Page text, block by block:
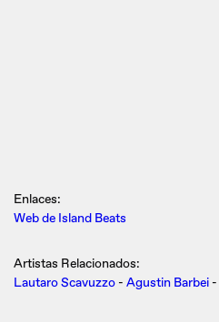
Enlaces:
Web de Island Beats
Artistas Relacionados:
Lautaro Scavuzzo - Agustin Barbei -